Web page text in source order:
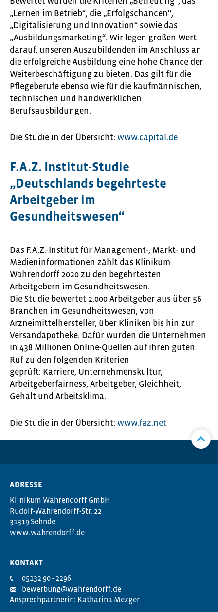
„Lernen im Betrieb“, die „Erfolgschancen“,
„Digitalisierung und Innovation“ sowie das
„Ausbildungsmarketing“. Wir legen großen Wert
darauf, unseren Auszubildenden im Anschluss an
die erfolgreiche Ausbildung eine hohe Chance der
Weiterbeschäftigung zu bieten. Das gilt für die
Pflegeberufe ebenso wie für die kaufmännischen,
technischen und handwerklichen
Berufsausbildungen.
Die Studie in der Übersicht: www.capital.de
F.A.Z. Institut-Studie
„Deutschlands begehrteste
Arbeitgeber im
Gesundheitswesen“
Das F.A.Z.-Institut für Management-, Markt- und
Medieninformationen zählt das Klinikum
Wahrendorff 2020 zu den begehrtesten
Arbeitgebern im Gesundheitswesen.
Die Studie bewertet 2.000 Arbeitgeber aus über 56
Branchen im Gesundheitswesen, von
Arzneimittelhersteller, über Kliniken bis hin zur
Versandapotheke. Dafür wurden die Unternehmen
in 438 Millionen Online-Quellen auf ihren guten
Ruf zu den folgenden Kriterien
geprüft: Karriere, Unternehmenskultur,
Arbeitgeberfairness, Arbeitgeber, Gleichheit,
Gehalt und Arbeitsklima.
Die Studie in der Übersicht: www.faz.net
ADRESSE
Klinikum Wahrendorff GmbH
Rudolf-Wahrendorff-Str. 22
31319 Sehnde
www.wahrendorff.de
KONTAKT
05132 90 - 2296
bewerbung@wahrendorff.de
Ansprechpartnerin: Katharina Mezger